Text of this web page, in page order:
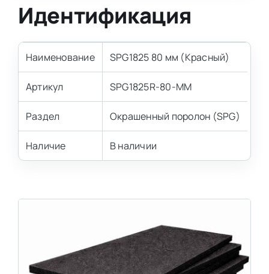
Идентификация
Наименование SPG1825 80 мм (Красный)
Артикул SPG1825R-80-MM
Раздел Окрашенный поролон (SPG)
Наличие В наличии